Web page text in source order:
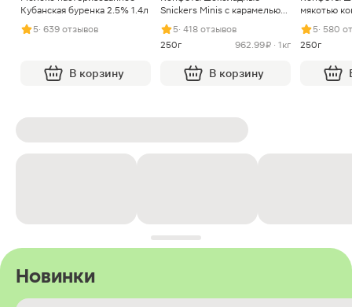
Кубанская буренка 2.5% 1.4л
5· 639 отзывов
В корзину
Snickers Minis с карамелью
арахисом и нугой
5· 418 отзывов
250г
962.99 ₽ · 1кг
В корзину
мякотью
5· 580
250г
Новинки